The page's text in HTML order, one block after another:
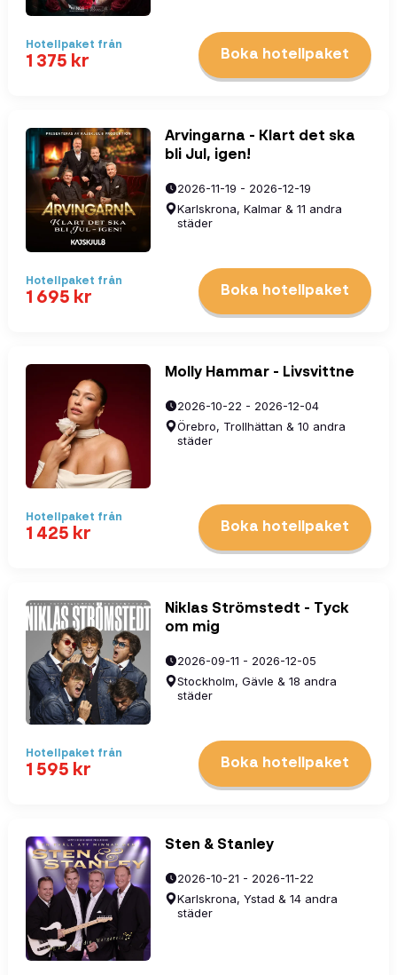
Hotellpaket från
1 375 kr Boka hotellpaket
Arvingarna - Klart det ska
bli Jul, igen!
2026-11-19 - 2026-12-19
Karlskrona, Kalmar & 11 andra
städer
Hotellpaket från
1 695 kr Boka hotellpaket
Molly Hammar - Livsvittne
2026-10-22 - 2026-12-04
Örebro, Trollhättan & 10 andra
städer
Hotellpaket från
1 425 kr Boka hotellpaket
Niklas Strömstedt - Tyck
om mig
2026-09-11 - 2026-12-05
Stockholm, Gävle & 18 andra
städer
Hotellpaket från
1 595 kr Boka hotellpaket
Sten & Stanley
2026-10-21 - 2026-11-22
Karlskrona, Ystad & 14 andra
städer